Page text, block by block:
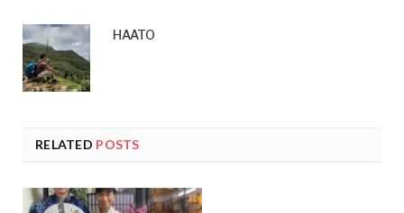
HAATO
RELATED POSTS